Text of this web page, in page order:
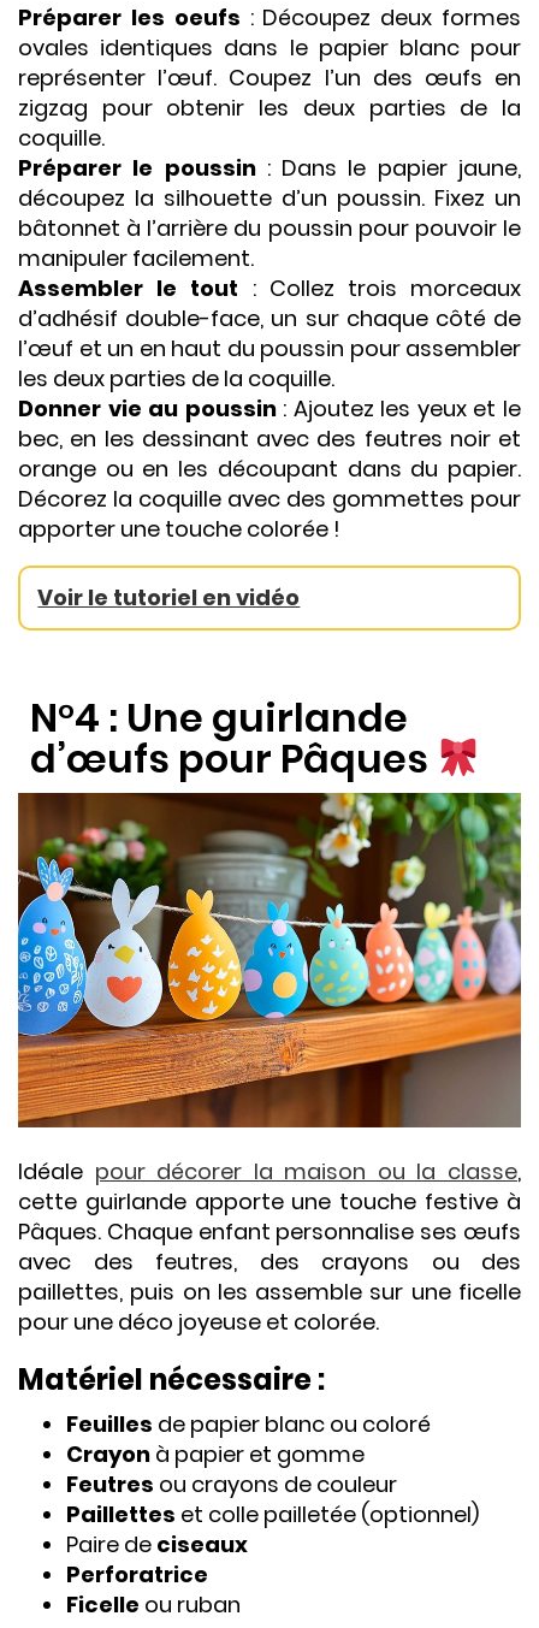
Préparer les oeufs : Découpez deux formes
ovales identiques dans le papier blanc pour
représenter l’œuf. Coupez l’un des œufs en
zigzag pour obtenir les deux parties de la
coquille.
Préparer le poussin: Dans le papier jaune,
découpez la silhouette d’un poussin. Fixez un
bâtonnet à l’arrière du poussin pour pouvoir le
manipuler facilement.
Assembler le tout : Collez trois morceaux
d’adhésif double-face, un sur chaque côté de
l’œuf et un en haut du poussin pour assembler
les deux parties de la coquille.
Donner vie au poussin: Ajoutez les yeux et le
bec, en les dessinant avec des feutres noir et
orange ou en les découpant dans du papier.
Décorez la coquille avec des gommettes pour
apporter une touche colorée !
Voir le tutoriel en vidéo
N°4 : Une guirlande
d’œufs pour Pâques
Idéale pour décorer la maison ou la classe,
cette guirlande apporte une touche festive à
Pâques. Chaque enfant personnalise ses œufs
avec des feutres, des crayons ou des
paillettes, puis on les assemble sur une ficelle
pour une déco joyeuse et colorée.
Matériel nécessaire :
Feuilles de papier blanc ou coloré
Crayon à papier et gomme
Feutres ou crayons de couleur
Paillettes et colle pailletée (optionnel)
Paire de ciseaux
Perforatrice
Ficelle ou ruban